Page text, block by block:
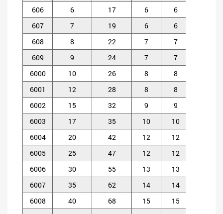
606
6 17 6 6
607
7 19 6 6
608
8 22 7 7
609
9 24 7 7
6000
10 26 8 8
6001
12 28 8 8
6002
15 32 9 9
6003
17 35 10 10
6004
20 42 12 12
6005
25 47 12 12
6006
30 55 13 13
6007
35 62 14 14
6008
40 68 15 15